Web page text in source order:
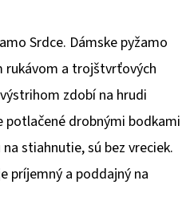
Srdce. Dámske pyžamo
rukávom a trojštvrťových
zdobí na hrudi
potlačené drobnými bodkami
stiahnutie, sú bez vreciek.
príjemný a poddajný na